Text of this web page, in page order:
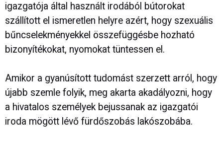
igazgatója által használt irodából bútorokat
szállított el ismeretlen helyre azért, hogy szexuális
bűncselekményekkel összefüggésbe hozható
bizonyítékokat, nyomokat tüntessen el.
Amikor a gyanúsított tudomást szerzett arról, hogy
újabb szemle folyik, meg akarta akadályozni, hogy
a hivatalos személyek bejussanak az igazgatói
iroda mögött lévő fürdőszobás lakószobába.